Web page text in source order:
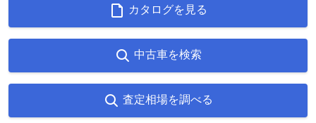
カタログを見る
中古車を検索
査定相場を調べる